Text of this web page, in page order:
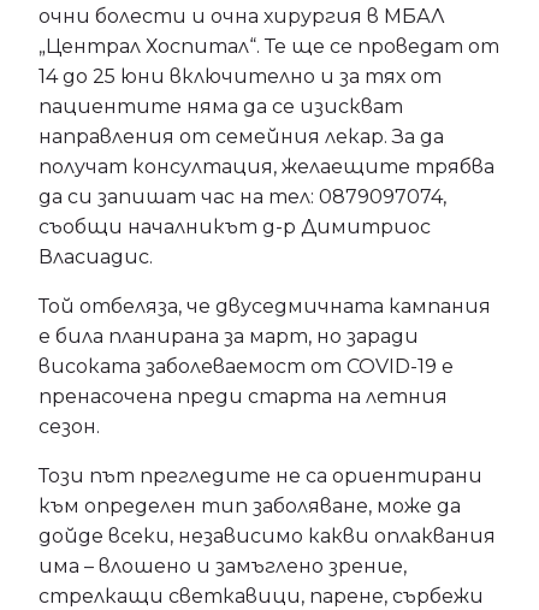
очни болести и очна хирургия в МБАЛ
„Централ Хоспитал“. Те ще се проведат от
14 до 25 юни включително и за тях от
пациентите няма да се изискват
направления от семейния лекар. За да
получат консултация, желаещите трябва
да си запишат час на тел: 0879097074,
съобщи началникът д-р Димитриос
Власиадис.
Той отбеляза, че двуседмичната кампания
е била планирана за март, но заради
високата заболеваемост от COVID-19 е
пренасочена преди старта на летния
сезон.
Този път прегледите не са ориентирани
към определен тип заболяване, може да
дойде всеки, независимо какви оплаквания
има – влошено и замъглено зрение,
стрелкащи светкавици, парене, сърбежи